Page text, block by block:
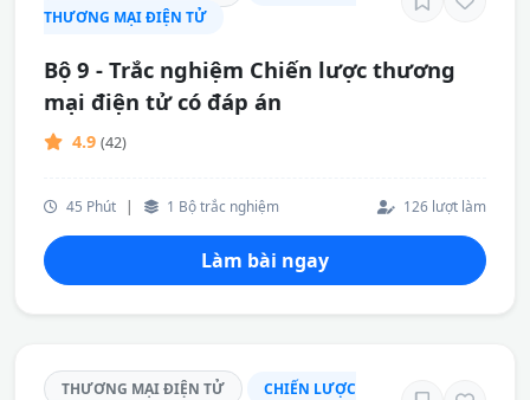
THƯƠNG MẠI ĐIỆN TỬ
Bộ 9 - Trắc nghiệm Chiến lược thương
mại điện tử có đáp án
4.9 (42)
45 Phút | 1 Bộ trắc nghiệm 126 lượt làm
Làm bài ngay
THƯƠNG MẠI ĐIỆN TỬ
CHIẾN LƯỢC